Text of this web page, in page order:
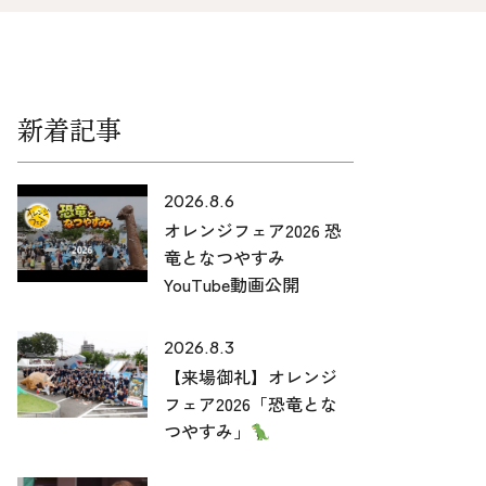
新着記事
2026.8.6
オレンジフェア2026 恐
竜となつやすみ
YouTube動画公開
2026.8.3
【来場御礼】オレンジ
フェア2026「恐竜とな
つやすみ」